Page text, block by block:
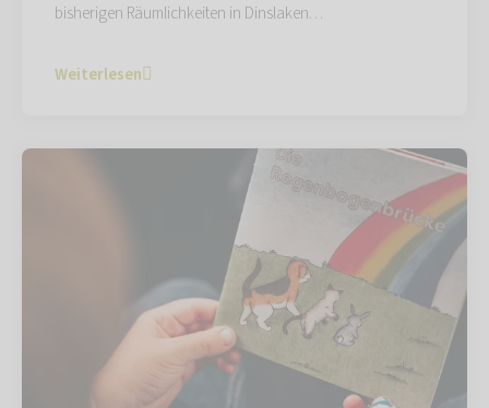
bisherigen Räumlichkeiten in Dinslaken…
Weiterlesen